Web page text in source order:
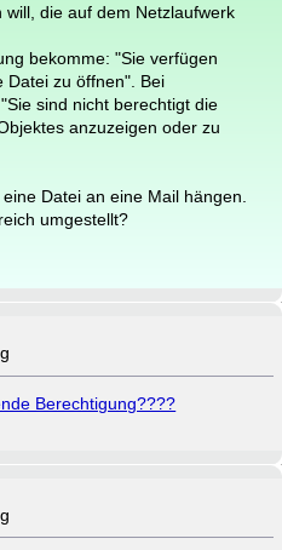
die auf dem Netzlaufwerk
bekomme: "Sie verfügen
Datei zu öffnen". Bei
sind nicht berechtigt die
anzuzeigen oder zu
Datei an eine Mail hängen.
umgestellt?
Berechtigung????